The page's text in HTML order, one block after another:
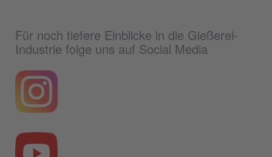
Für noch tiefere Einblicke in die Gießerei-
Industrie folge uns auf Social Media